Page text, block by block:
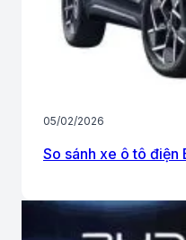
05/02/2026
So sánh xe ô tô điện